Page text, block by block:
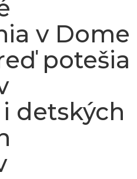
v Dome
potešia
detských